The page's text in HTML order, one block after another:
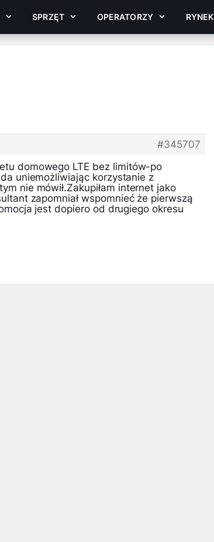
SPRZĘT OPERATORZY RYNEK
#345707
domowego LTE bez limitów-po
uniemożliwiając korzystanie z
nie mówił.Zakupiłam internet jako
zapomniał wspomnieć że pierwszą
jest dopiero od drugiego okresu